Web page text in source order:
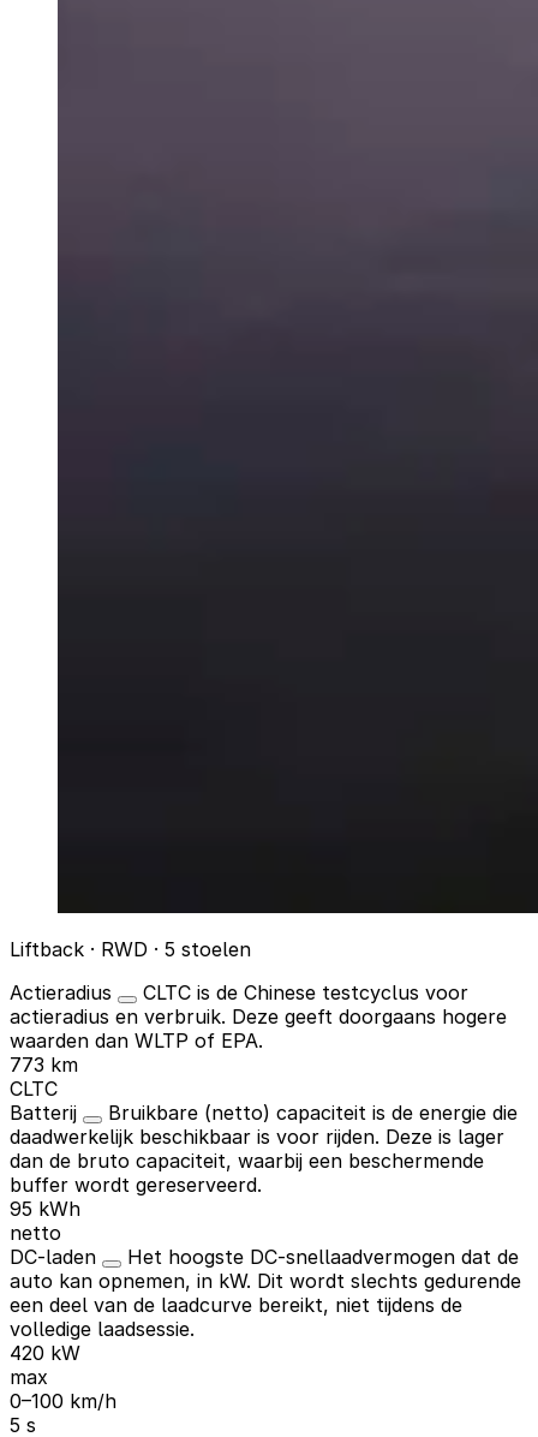
Liftback · RWD · 5 stoelen
Actieradius
CLTC is de Chinese testcyclus voor
actieradius en verbruik. Deze geeft doorgaans hogere
waarden dan WLTP of EPA.
773 km
CLTC
Batterij
Bruikbare (netto) capaciteit is de energie die
daadwerkelijk beschikbaar is voor rijden. Deze is lager
dan de bruto capaciteit, waarbij een beschermende
buffer wordt gereserveerd.
95 kWh
netto
DC-laden
Het hoogste DC-snellaadvermogen dat de
auto kan opnemen, in kW. Dit wordt slechts gedurende
een deel van de laadcurve bereikt, niet tijdens de
volledige laadsessie.
420 kW
max
0–100 km/h
5 s